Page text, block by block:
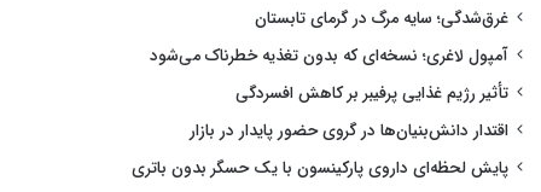
غرق‌شدگی؛ سایه مرگ در گرمای تابستان
آمپول لاغری؛ نسخه‌ای که بدون تغذیه خطرناک می‌شود
تأثیر رژیم غذایی پرفیبر بر کاهش افسردگی
اقتدار دانش‌بنیان‌ها در گروی حضور پایدار در بازار
پایش لحظه‌ای داروی پارکینسون با یک حسگر بدون باتری